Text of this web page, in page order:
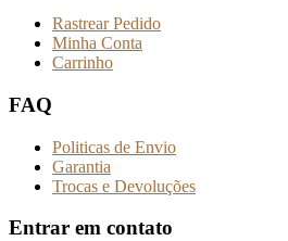
Rastrear Pedido
Minha Conta
Carrinho
FAQ
Politicas de Envio
Garantia
Trocas e Devoluções
Entrar em contato